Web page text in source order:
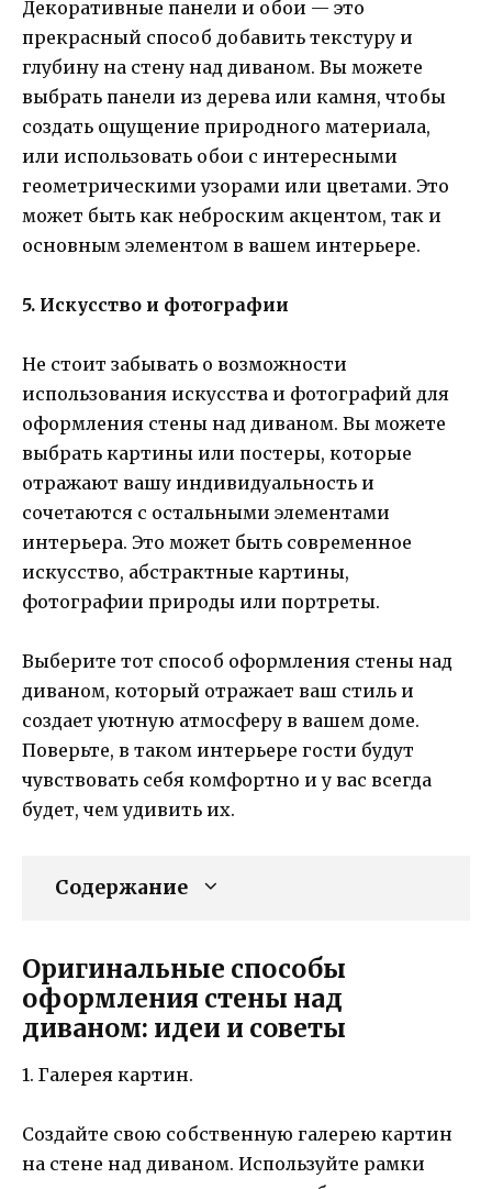
Декоративные панели и обои — это
прекрасный способ добавить текстуру и
глубину на стену над диваном. Вы можете
выбрать панели из дерева или камня, чтобы
создать ощущение природного материала,
или использовать обои с интересными
геометрическими узорами или цветами. Это
может быть как неброским акцентом, так и
основным элементом в вашем интерьере.
5. Искусство и фотографии
Не стоит забывать о возможности
использования искусства и фотографий для
оформления стены над диваном. Вы можете
выбрать картины или постеры, которые
отражают вашу индивидуальность и
сочетаются с остальными элементами
интерьера. Это может быть современное
искусство, абстрактные картины,
фотографии природы или портреты.
Выберите тот способ оформления стены над
диваном, который отражает ваш стиль и
создает уютную атмосферу в вашем доме.
Поверьте, в таком интерьере гости будут
чувствовать себя комфортно и у вас всегда
будет, чем удивить их.
Содержание
Оригинальные способы
оформления стены над
диваном: идеи и советы
1. Галерея картин.
Создайте свою собственную галерею картин
на стене над диваном. Используйте рамки